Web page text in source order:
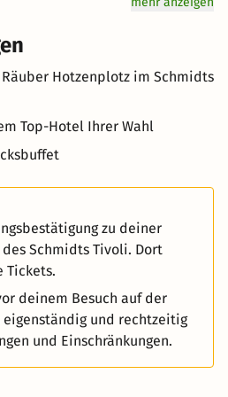
dem schon vor dem ersten
Hotzenplotz im Schmidts
Top-Hotel Ihrer Wahl
zu deiner
Schmidts Tivoli. Dort
Tickets.
deinem Besuch auf der
und rechtzeitig
und Einschränkungen.